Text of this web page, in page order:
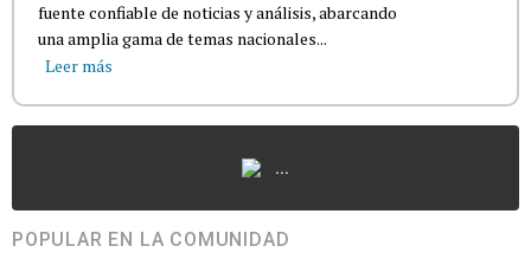
fuente confiable de noticias y análisis, abarcando
una amplia gama de temas nacionales...
Leer más
...
POPULAR EN LA COMUNIDAD